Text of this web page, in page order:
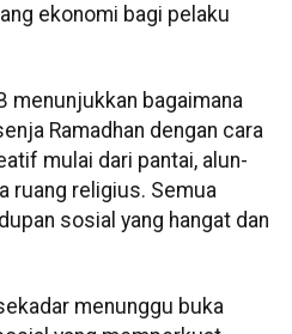
ekonomi bagi pelaku
menunjukkan bagaimana
Ramadhan dengan cara
mulai dari pantai, alun-
ruang religius. Semua
sosial yang hangat dan
menunggu buka